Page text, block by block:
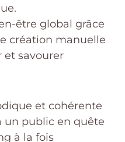
être global grâce
création manuelle
et savourer
et cohérente
un public en quête
à la fois